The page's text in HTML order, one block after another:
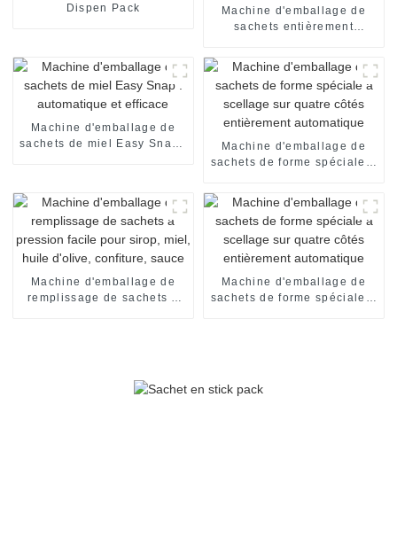
Dispen Pack
Machine d'emballage de
sachets entièrement
Machine d'emballage de
sachets de miel Easy Snap :
Machine d'emballage de
sachets de forme spéciale à
Machine d'emballage de
remplissage de sachets à
Machine d'emballage de
sachets de forme spéciale à